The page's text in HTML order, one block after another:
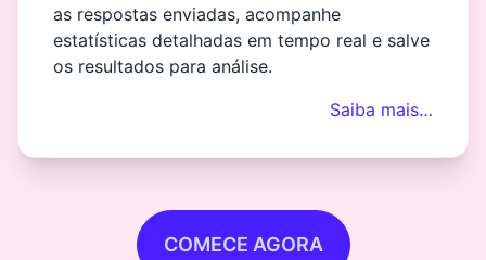
as respostas enviadas, acompanhe
estatísticas detalhadas em tempo real e salve
os resultados para análise.
Saiba mais…
COMECE AGORA